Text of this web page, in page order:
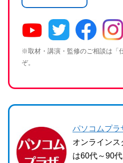
※取材・講演・監修のご相談は「
ぞ。
パソコムプラ
オンライン
は60代～90